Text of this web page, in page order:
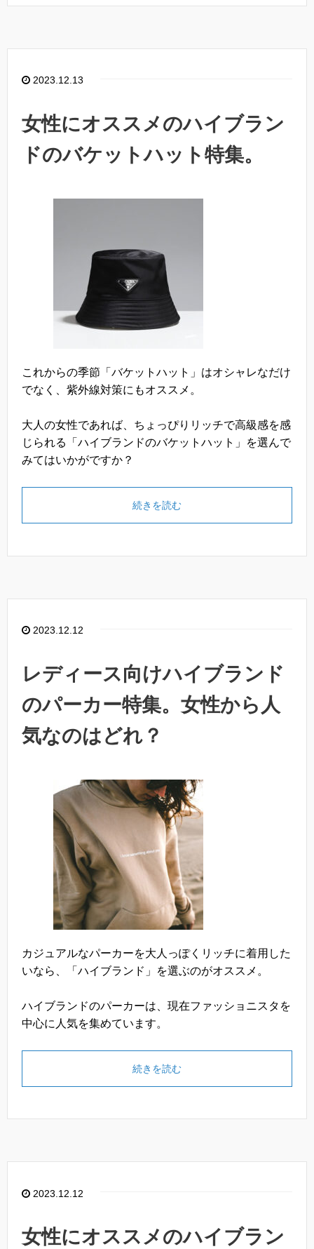
2023.12.13
女性にオススメのハイブラン
ドのバケットハット特集。
これからの季節「バケットハット」はオシャレなだけ
でなく、紫外線対策にもオススメ。
大人の女性であれば、ちょっぴりリッチで高級感を感
じられる「ハイブランドのバケットハット」を選んで
みてはいかがですか？
続きを読む
2023.12.12
レディース向けハイブランド
のパーカー特集。女性から人
気なのはどれ？
カジュアルなパーカーを大人っぽくリッチに着用した
いなら、「ハイブランド」を選ぶのがオススメ。
ハイブランドのパーカーは、現在ファッショニスタを
中心に人気を集めています。
続きを読む
2023.12.12
女性にオススメのハイブラン